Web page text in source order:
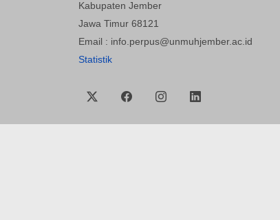
Kabupaten Jember
Jawa Timur 68121
Email : info.perpus@unmuhjember.ac.id
Statistik